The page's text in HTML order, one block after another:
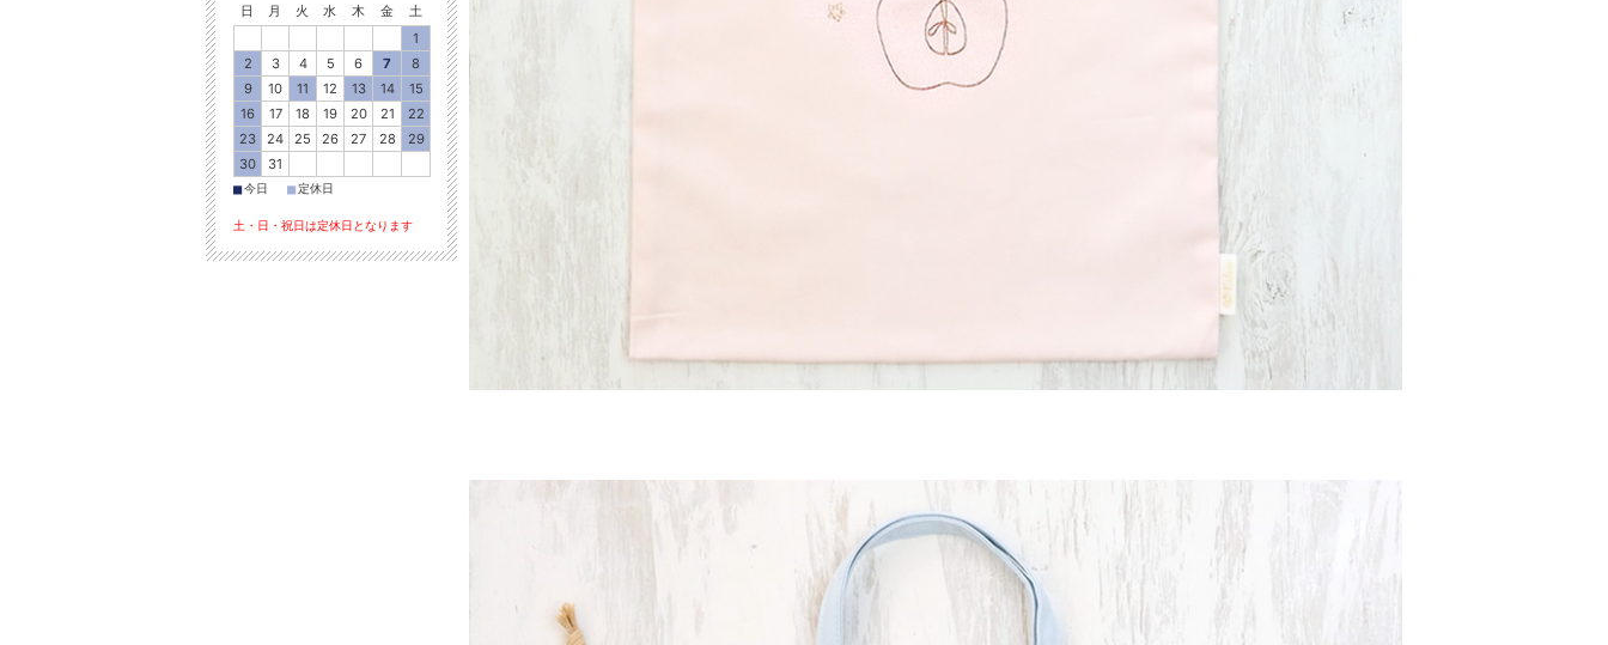
日 月 火 水 木 金
土
1
2
3 4 5 6 7
8
9
10 11 12 13 14
15
16
17 18 19 20 21
22
23
24 25 26 27 28
29
30
31
■今日 ■定休日
土・日・祝日は定休日となります